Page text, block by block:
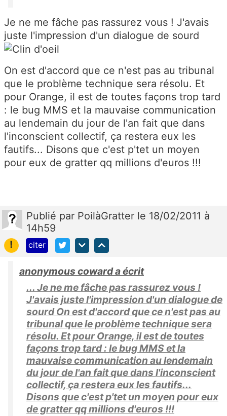
Je ne me fâche pas rassurez vous ! J'avais
juste l'impression d'un dialogue de sourd
On est d'accord que ce n'est pas au tribunal
que le problème technique sera résolu. Et
pour Orange, il est de toutes façons trop tard
: le bug MMS et la mauvaise communication
au lendemain du jour de l'an fait que dans
l'inconscient collectif, ça restera eux les
fautifs... Disons que c'est p'tet un moyen
pour eux de gratter qq millions d'euros !!!
Publié par PoilàGratter le 18/02/2011 à
14h59
!
citer
anonymous coward a écrit
... Je ne me fâche pas rassurez vous !
J'avais juste l'impression d'un dialogue de
sourd On est d'accord que ce n'est pas au
tribunal que le problème technique sera
résolu. Et pour Orange, il est de toutes
façons trop tard : le bug MMS et la
mauvaise communication au lendemain
du jour de l'an fait que dans l'inconscient
collectif, ça restera eux les fautifs...
Disons que c'est p'tet un moyen pour eux
de gratter qq millions d'euros !!!